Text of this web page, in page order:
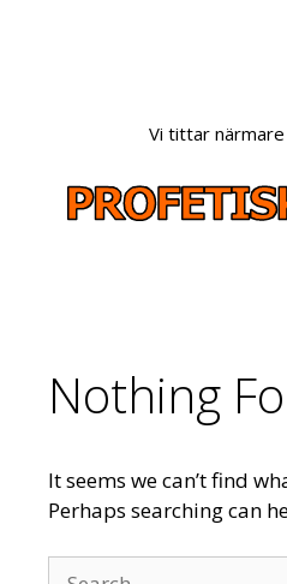
Vi tittar
Nothing
It seems we can’t find
Perhaps searching can